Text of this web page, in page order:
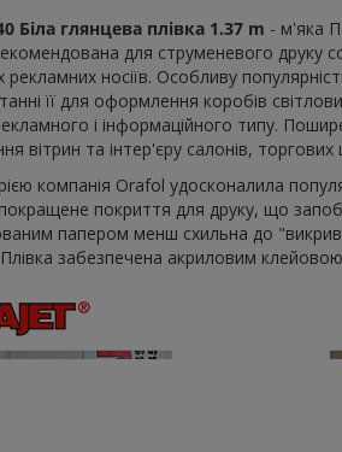
Біла глянцева плівка 1.37 m - м'яка
для струменевого друку
рекламних носіїв. Особливу
її для оформлення коробів
і інформаційного типу.
вітрин та інтер'єру салонів, торгових
компанія Orafol удосконалила
покриття для друку, що
папером менш схильна до
забезпечена акриловим